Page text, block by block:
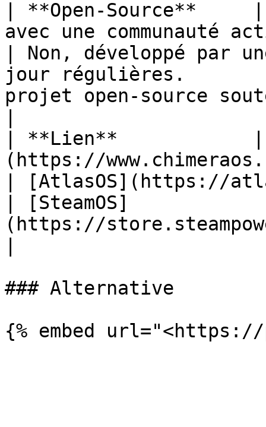
| **Open-Source**
avec une communauté
| Non, développé par
jour régulières.
projet open-source
| **Lien**            |
(https://
| [AtlasOS](https://
| [SteamOS]
(https://
### Alternative